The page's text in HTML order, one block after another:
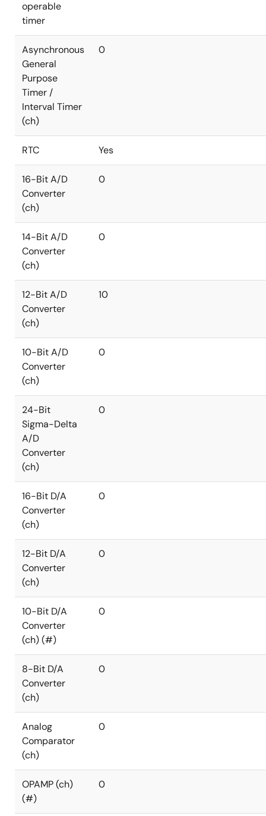
operable
timer
Asynchronous
General
Purpose
Timer /
Interval Timer
(ch)
0
RTC Yes
16-Bit A/D
Converter
(ch)
0
14-Bit A/D
Converter
(ch)
0
12-Bit A/D
Converter
(ch)
10
10-Bit A/D
Converter
(ch)
0
24-Bit
Sigma-Delta
A/D
Converter
(ch)
0
16-Bit D/A
Converter
(ch)
0
12-Bit D/A
Converter
(ch)
0
10-Bit D/A
Converter
(ch) (#)
0
8-Bit D/A
Converter
(ch)
0
Analog
Comparator
(ch)
0
OPAMP (ch)
(#)
0